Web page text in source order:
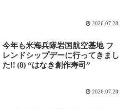
2026.07.28
今年も米海兵隊岩国航空基地 フ
レンドシップデーに行ってきまし
た!! (8) “はなき創作寿司”
2026.07.28